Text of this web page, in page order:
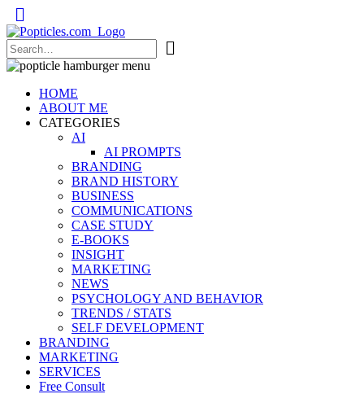
Popticles.com
HOME
ABOUT ME
CATEGORIES
AI
AI PROMPTS
BRANDING
BRAND HISTORY
BUSINESS
COMMUNICATIONS
CASE STUDY
E-BOOKS
INSIGHT
MARKETING
NEWS
PSYCHOLOGY AND BEHAVIOR
TRENDS / STATS
SELF DEVELOPMENT
BRANDING
MARKETING
SERVICES
Free Consult